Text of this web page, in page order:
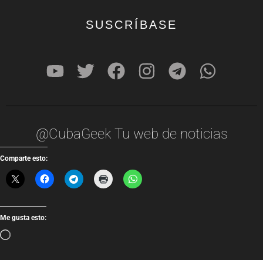
SUSCRÍBASE
@CubaGeek Tu web de noticias
Comparte esto:
Me gusta esto: